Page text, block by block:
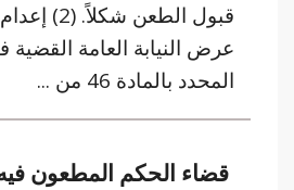
قبول الطعن
عرض النيابة العامة القضية
المحدد بالمادة 46 من ...
قضاء الحكم المطعون